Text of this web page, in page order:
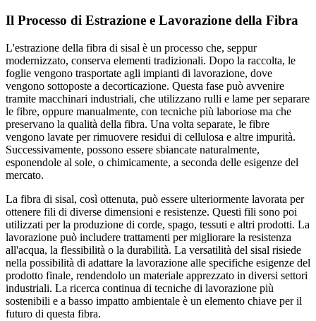
Il Processo di Estrazione e Lavorazione della Fibra
L'estrazione della fibra di sisal è un processo che, seppur
modernizzato, conserva elementi tradizionali. Dopo la raccolta, le
foglie vengono trasportate agli impianti di lavorazione, dove
vengono sottoposte a decorticazione. Questa fase può avvenire
tramite macchinari industriali, che utilizzano rulli e lame per separare
le fibre, oppure manualmente, con tecniche più laboriose ma che
preservano la qualità della fibra. Una volta separate, le fibre
vengono lavate per rimuovere residui di cellulosa e altre impurità.
Successivamente, possono essere sbiancate naturalmente,
esponendole al sole, o chimicamente, a seconda delle esigenze del
mercato.
La fibra di sisal, così ottenuta, può essere ulteriormente lavorata per
ottenere fili di diverse dimensioni e resistenze. Questi fili sono poi
utilizzati per la produzione di corde, spago, tessuti e altri prodotti. La
lavorazione può includere trattamenti per migliorare la resistenza
all'acqua, la flessibilità o la durabilità. La versatilità del sisal risiede
nella possibilità di adattare la lavorazione alle specifiche esigenze del
prodotto finale, rendendolo un materiale apprezzato in diversi settori
industriali. La ricerca continua di tecniche di lavorazione più
sostenibili e a basso impatto ambientale è un elemento chiave per il
futuro di questa fibra.